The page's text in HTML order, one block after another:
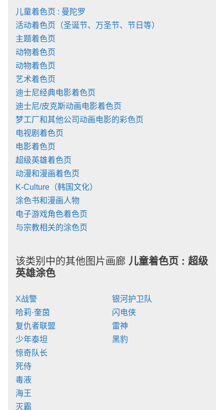
儿童着色页 : 曼陀罗
活动着色页（圣诞节、万圣节、节日等）
主题着色页
动物着色页
动物着色页
艺术着色页
迪士尼经典电影着色页
迪士尼/皮克斯动画电影着色页
梦工厂和其他公司动画电影的彩色页
电视剧着色页
电影着色页
超级英雄着色页
动漫和漫画着色页
K-Culture（韩国文化）
涂色书和漫画人物
电子游戏角色着色页
与宗教相关的涂色页
该类别中的其他图片画廊 儿童着色页 : 超级
英雄涂色
X战警
哈莉·奎茵
复仇者联盟
少年泰坦
惊奇队长
死侍
毒液
海王
灭霸
银河护卫队
闪电侠
雷神
黑豹